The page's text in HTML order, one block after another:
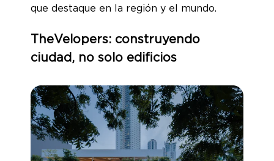
que destaque en la región y el mundo.
TheVelopers: construyendo
ciudad, no solo edificios